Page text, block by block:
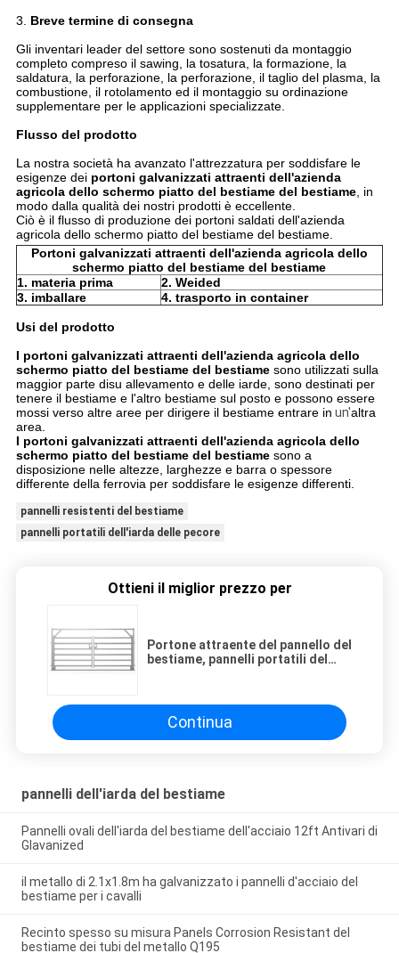
3. Breve termine di consegna
Gli inventari leader del settore sono sostenuti da montaggio
completo compreso il sawing, la tosatura, la formazione, la
saldatura, la perforazione, la perforazione, il taglio del plasma, la
combustione, il rotolamento ed il montaggio su ordinazione
supplementare per le applicazioni specializzate.
Flusso del prodotto
La nostra società ha avanzato l'attrezzatura per soddisfare le
esigenze dei portoni galvanizzati attraenti dell'azienda
agricola dello schermo piatto del bestiame del bestiame, in
modo dalla qualità dei nostri prodotti è eccellente.
Ciò è il flusso di produzione dei portoni saldati dell'azienda
agricola dello schermo piatto del bestiame del bestiame.
Portoni galvanizzati attraenti dell'azienda agricola dello
schermo piatto del bestiame del bestiame
1. materia prima
2. Weided
3. imballare
4. trasporto in container
Usi del prodotto
I portoni galvanizzati attraenti dell'azienda agricola dello
schermo piatto del bestiame del bestiamesono utilizzati sulla
maggior parte disu allevamento e delle iarde, sono destinati per
tenere il bestiame e l'altro bestiame sul posto e possono essere
mossi verso altre aree per dirigere il bestiame entrare in un'altra
area.
I portoni galvanizzati attraenti dell'azienda agricola dello
schermo piatto del bestiame del bestiamesono a
disposizione nelle altezze, larghezze e barra o spessore
differente della ferrovia per soddisfare le esigenze differenti.
pannelli resistenti del bestiame
pannelli portatili dell'iarda delle pecore
Ottieni il miglior prezzo per
Portone attraente del pannello del
bestiame, pannelli portatili del
Continua
pannelli dell'iarda del bestiame
Pannelli ovali dell'iarda del bestiame dell'acciaio 12ft Antivari di
Glavanized
il metallo di 2.1x1.8m ha galvanizzato i pannelli d'acciaio del
bestiame per i cavalli
Recinto spesso su misura Panels Corrosion Resistant del
bestiame dei tubi del metallo Q195